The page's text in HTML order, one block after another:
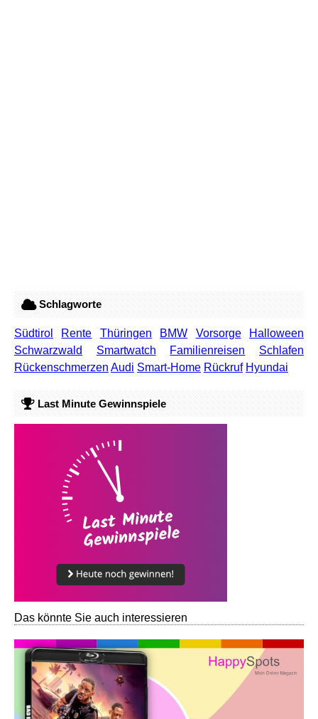
Schlagworte
Südtirol Rente Thüringen BMW Vorsorge
Halloween
Schwarzwald
Smartwatch Familienreisen
Schlafen
Rückenschmerzen Audi Smart-Home Rückruf Hyundai
Last Minute Gewinnspiele
Das könnte Sie auch interessieren